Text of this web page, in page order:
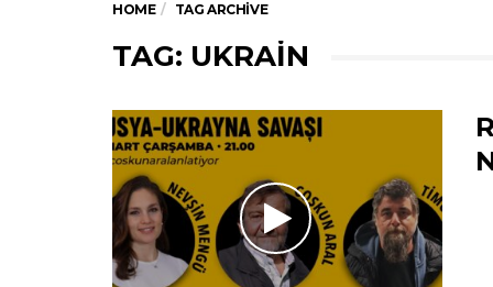
HOME TAG ARCHIVE
TAG: UKRAIN